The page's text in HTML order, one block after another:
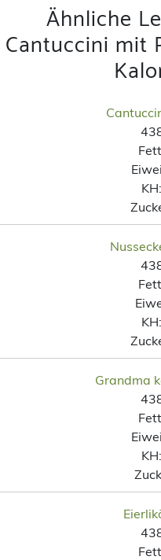
Ähnliche
Cantuccini mit
KH:
KH:
Grandma
KH: